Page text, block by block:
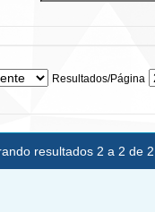
Resultados/Página
resultados 2 a 2 de 2